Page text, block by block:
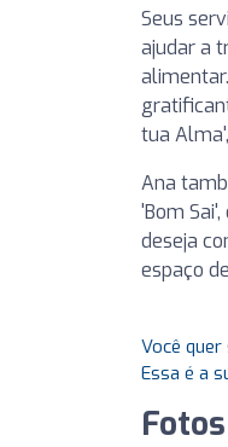
Seus
ajudar a
tua
Ana
'Bom
deseja
espaço
Você
Essa é a